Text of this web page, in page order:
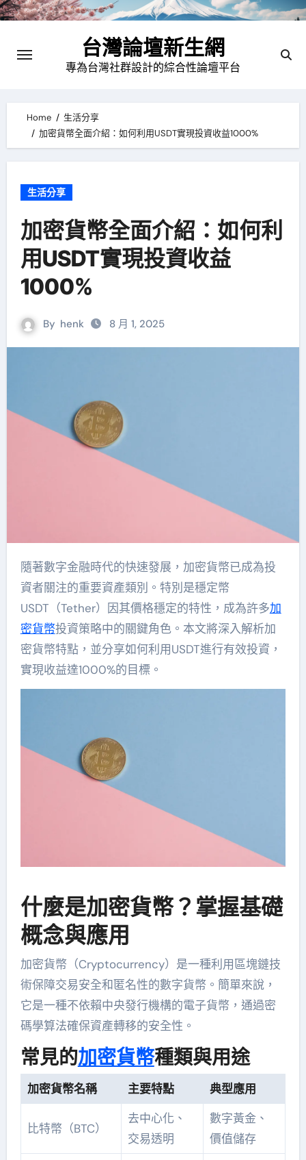
Skip
content
台灣論壇新生網
專為台灣社群設計的綜合性論壇平台
Home
生活分享
加密貨幣全面介紹：如何利用USDT實現投資收益1000%
生活分享
加密貨幣全面介紹：如何利
用USDT實現投資收益
1000%
By henk 8 月 1, 2025
隨著數字金融時代的快速發展，加密貨幣已成為投
資者關注的重要資產類別。特別是穩定幣
USDT（Tether）因其價格穩定的特性，成為許多加
密貨幣投資策略中的關鍵角色。本文將深入解析加
密貨幣特點，並分享如何利用USDT進行有效投資，
實現收益達1000%的目標。
什麼是加密貨幣？掌握基礎
概念與應用
加密貨幣（Cryptocurrency）是一種利用區塊鏈技
術保障交易安全和匿名性的數字貨幣。簡單來說，
它是一種不依賴中央發行機構的電子貨幣，通過密
碼學算法確保資產轉移的安全性。
常見的加密貨幣種類與用途
加密貨幣名稱 主要特點 典型應用
比特幣（BTC）
去中心化、
交易透明
數字黃金、
價值儲存